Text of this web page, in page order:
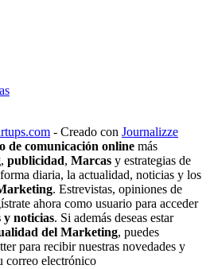
- Creado con Journalizze
de comunicación online más
, publicidad, Marcas y estrategias de
diaria, la actualidad, noticias y los
. Estrevistas, opiniones de
ahora como usuario para acceder
y noticias. Si además deseas estar
del Marketing, puedes
para recibir nuestras novedades y
correo electrónico